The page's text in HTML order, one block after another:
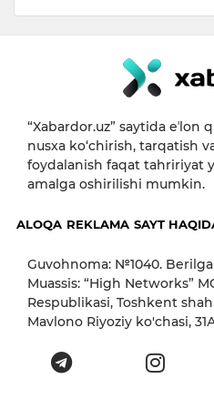
“Xabardor.uz” saytida
nusxa ko‘chirish, tarqatish
foydalanish faqat tahririyat
amalga oshirilishi mumkin.
ALOQA REKLAMA SAYT
Guvohnoma: №1040.
Muassis: “High Networks”
Respublikasi, Toshkent
Mavlono Riyoziy ko'chasi,